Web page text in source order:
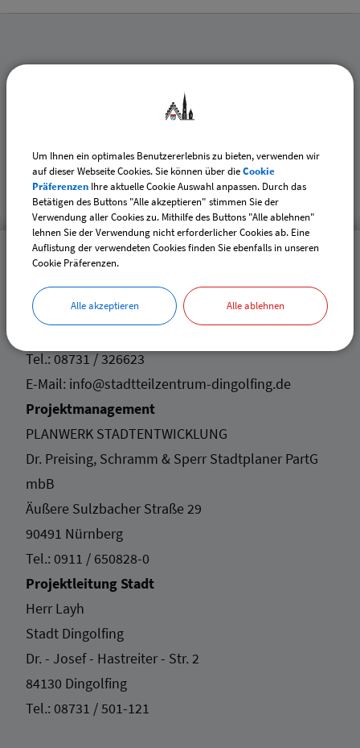
Impressum
Quartiermanagement
Stadtteilzentrum Nord
St. - Josef - Platz 4
Tel.: 08731 / 326623
E-Mail: info@stadtteilzentrum-dingolfing.de
Projektmanagement
PLANWERK STADTENTWICKLUNG
Dr. Preising, Schramm & Sperr Stadtplaner PartG
mbB
Äußere Sulzbacher Straße 29
90491 Nürnberg
Tel.: 0911 / 650828-0
Projektleitung Stadt
Herr Layh
Stadt Dingolfing
Dr. - Josef - Hastreiter - Str. 2
84130 Dingolfing
Tel.: 08731 / 501-121
Um Ihnen ein optimales Benutzererlebnis zu bieten, verwenden wir
auf dieser Webseite Cookies. Sie können über dieCookie
Präferenzen Ihre aktuelle Cookie Auswahl anpassen. Durch das
Betätigen des Buttons "Alle akzeptieren" stimmen Sie der
Verwendung aller Cookies zu. Mithilfe des Buttons "Alle ablehnen"
lehnen Sie der Verwendung nicht erforderlicher Cookies ab. Eine
Auflistung der verwendeten Cookies finden Sie ebenfalls in unseren
Cookie Präferenzen.
Alle akzeptieren Alle ablehnen